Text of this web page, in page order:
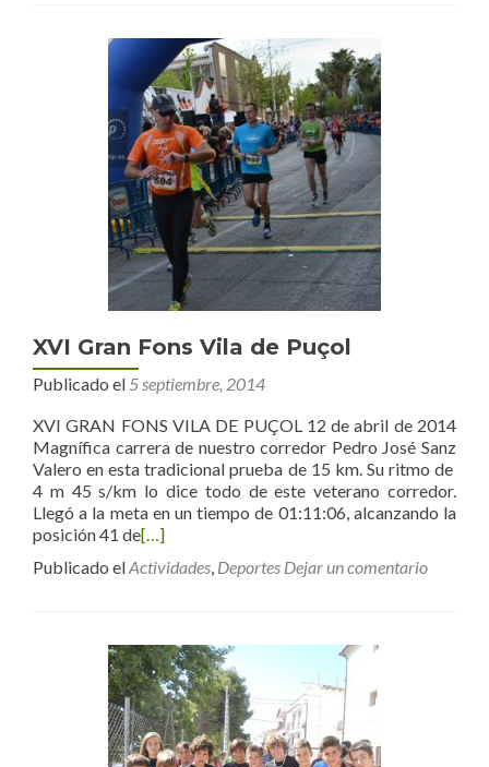
XVI Gran Fons Vila de Puçol
Publicado el 5 septiembre, 2014
XVI GRAN FONS VILA DE PUÇOL 12 de abril de 2014
Magnífica carrera de nuestro corredor Pedro José Sanz
Valero en esta tradicional prueba de 15 km. Su ritmo de
4 m 45 s/km lo dice todo de este veterano corredor.
Llegó a la meta en un tiempo de 01:11:06, alcanzando la
posición 41 de[…]
Publicado elActividades, Deportes Dejar un comentario